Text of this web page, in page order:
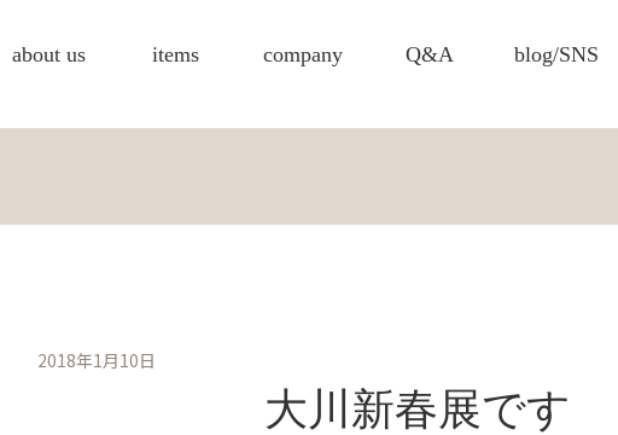
about us items company Q&A blog/SNS
2018年1月10日
大川新春展です